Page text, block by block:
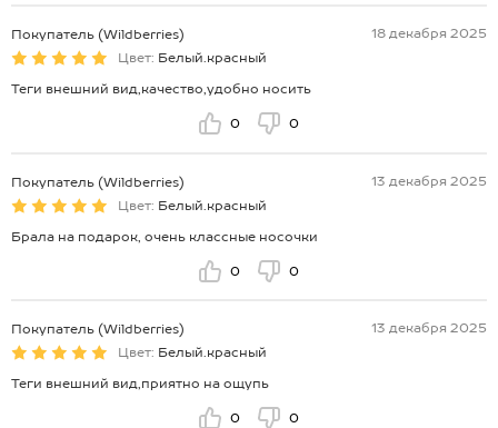
Покупатель (Wildberries)
18 декабря 2025
Цвет: Белый.красный
Теги внешний вид,качество,удобно носить
0 0
Покупатель (Wildberries)
13 декабря 2025
Цвет: Белый.красный
Брала на подарок, очень классные носочки
0 0
Покупатель (Wildberries)
13 декабря 2025
Цвет: Белый.красный
Теги внешний вид,приятно на ощупь
0 0